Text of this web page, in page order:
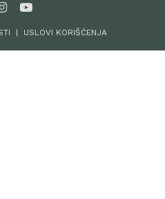
USLOVI KORIŠĆENJA